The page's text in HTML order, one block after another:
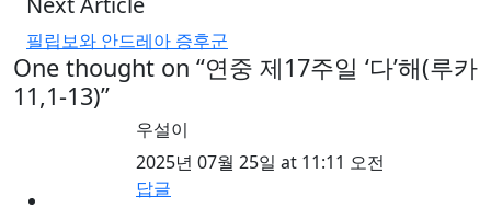
필립보와 안드레아 증후군
One thought on “연중 제17주일 ‘다’해(루카
11,1-13)”
2025년 07월 25일 at 11:11 오전
답글
모든 것을 알아서 해주심에